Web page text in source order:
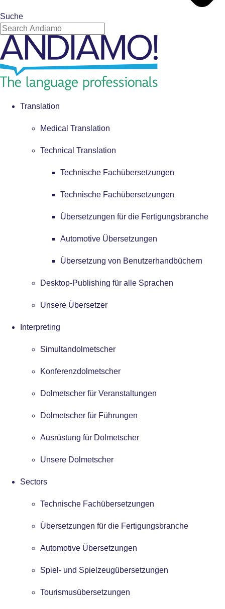
Suche
Translation
Medical Translation
Technical Translation
Technische Fachübersetzungen
Technische Fachübersetzungen
Übersetzungen für die Fertigungsbranche
Automotive Übersetzungen
Übersetzung von Benutzerhandbüchern
Desktop-Publishing für alle Sprachen
Unsere Übersetzer
Interpreting
Simultandolmetscher
Konferenzdolmetscher
Dolmetscher für Veranstaltungen
Dolmetscher für Führungen
Ausrüstung für Dolmetscher
Unsere Dolmetscher
Sectors
Technische Fachübersetzungen
Übersetzungen für die Fertigungsbranche
Automotive Übersetzungen
Spiel- und Spielzeugübersetzungen
Tourismusübersetzungen